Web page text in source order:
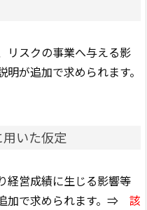
リスクの事業へ与える影
が追加で求められます。
いた仮定
経営成績に生じる影響等
加で求められます。⇒ 該